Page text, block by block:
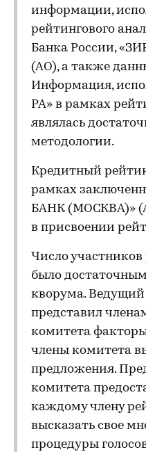
информации,
рейтингового
Банка России,
(АО), а также
Информация,
РА» в рамках
являлась
методологии.
Кредитный
рамках
БАНК (МОСКВА)»
в присвоении
Число
было
кворума.
представил
комитета
члены комитета
предложения.
комитета
каждому члену
высказать свое
процедуры